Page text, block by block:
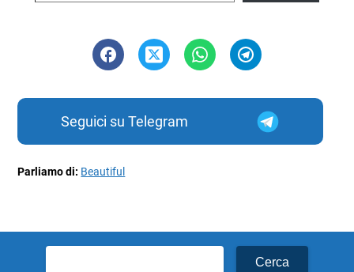
Seguici su Telegram
Parliamo di: Beautiful